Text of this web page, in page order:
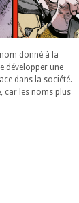
nom donné à la
développer une
dans la société.
car les noms plus